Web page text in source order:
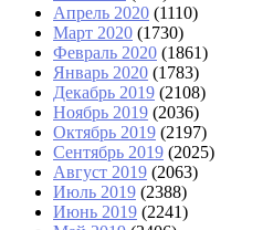
Апрель 2020 (1110)
Март 2020 (1730)
Февраль 2020 (1861)
Январь 2020 (1783)
Декабрь 2019 (2108)
Ноябрь 2019 (2036)
Октябрь 2019 (2197)
Сентябрь 2019 (2025)
Август 2019 (2063)
Июль 2019 (2388)
Июнь 2019 (2241)